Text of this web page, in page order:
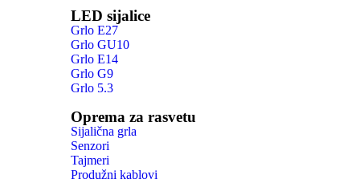
LED sijalice
Grlo E27
Grlo GU10
Grlo E14
Grlo G9
Grlo 5.3
Oprema za rasvetu
Sijalična grla
Senzori
Tajmeri
Produžni kablovi